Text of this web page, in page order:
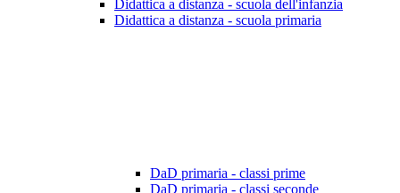
Didattica a distanza - scuola dell'infanzia
Didattica a distanza - scuola primaria
DaD primaria - classi prime
DaD primaria - classi seconde